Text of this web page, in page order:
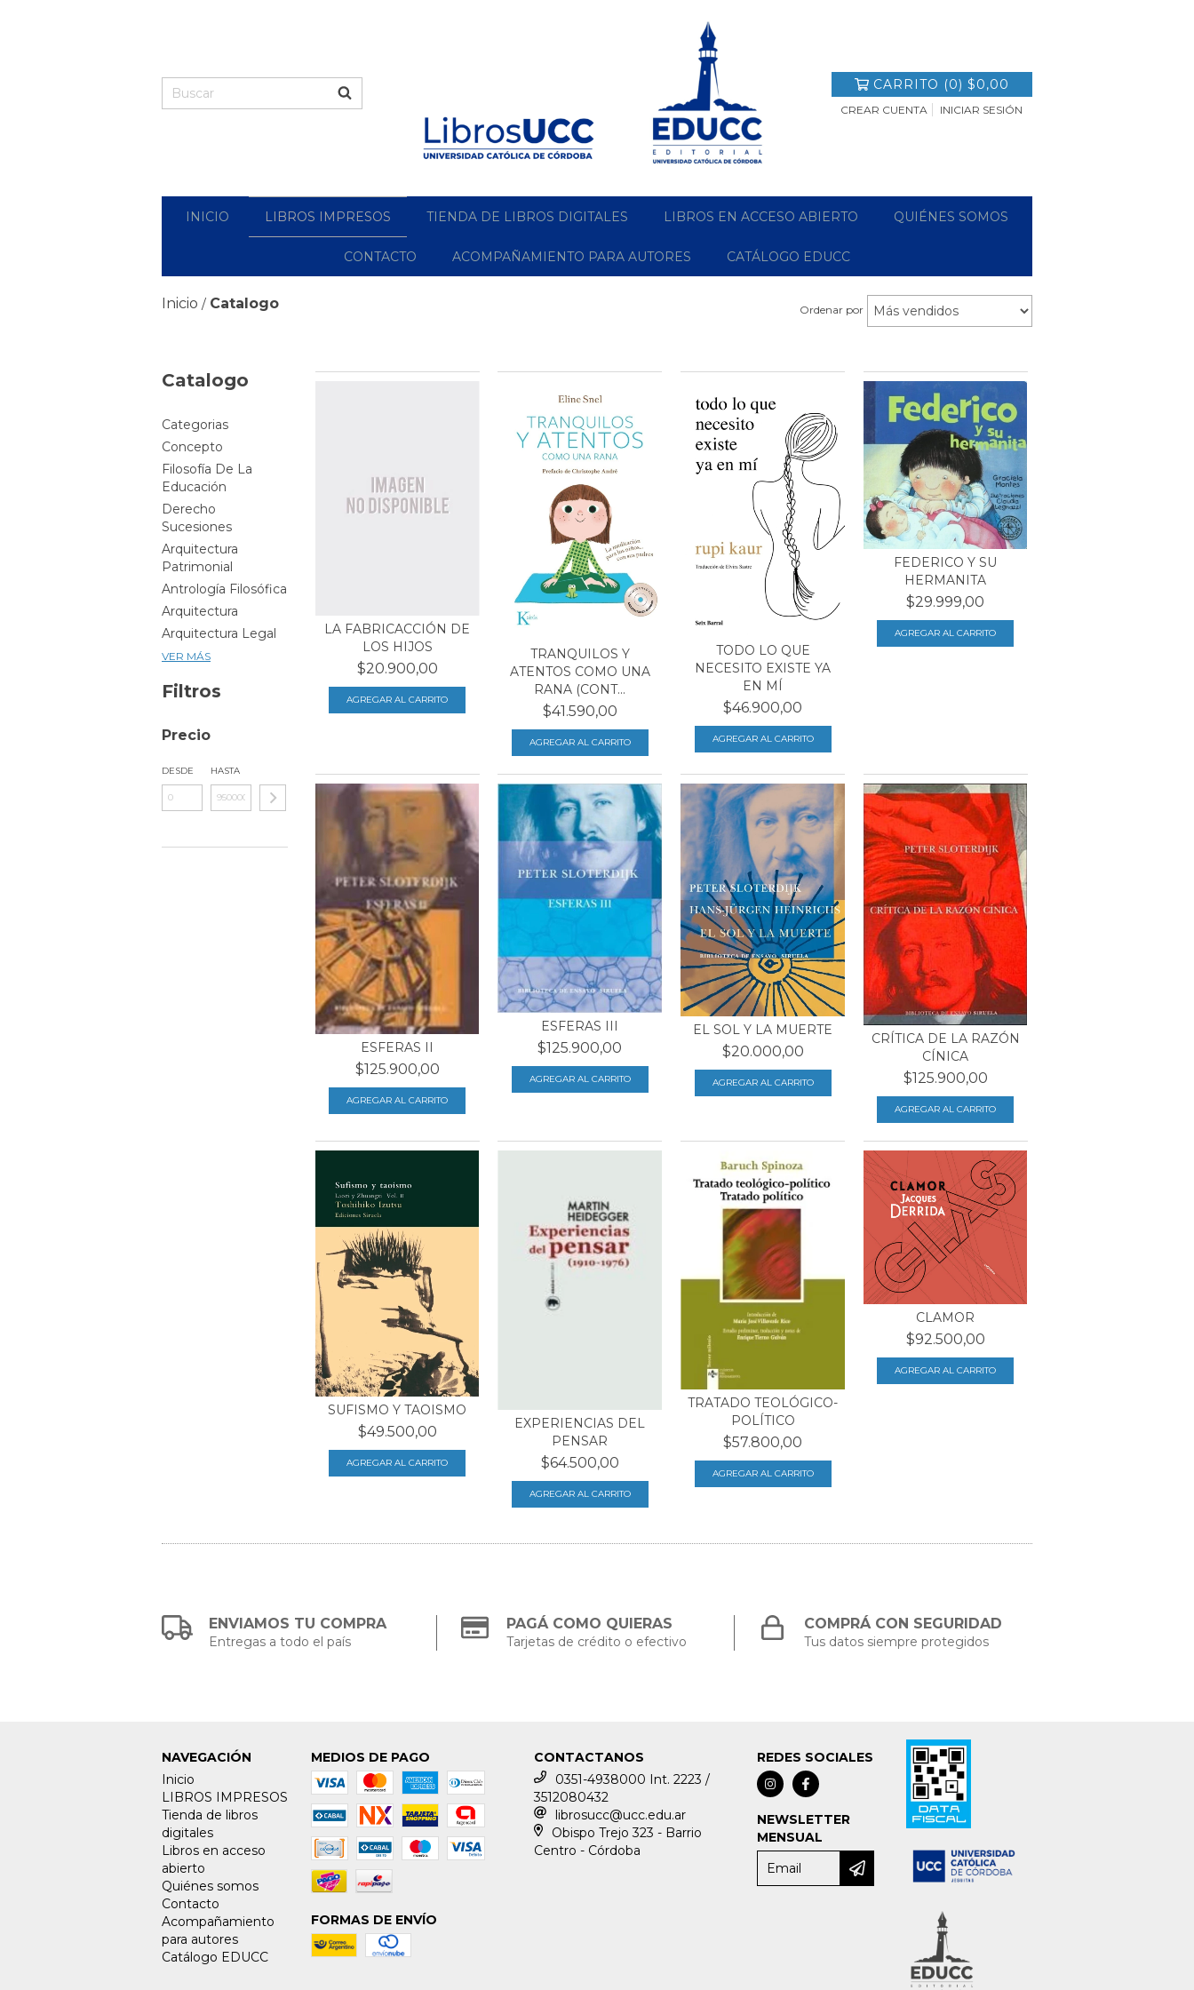
CARRITO (0) $0,00
CREAR CUENTA INICIAR SESIÓN
INICIO LIBROS IMPRESOS TIENDA DE LIBROS DIGITALES LIBROS EN ACCESO ABIERTO QUIÉNES SOMOS
CONTACTO ACOMPAÑAMIENTO PARA AUTORES CATÁLOGO EDUCC
Inicio / Catalogo Ordenar por
Catalogo
Categorias
Concepto
Filosofía De La
Educación
Derecho
Sucesiones
Arquitectura
Patrimonial
Antrología Filosófica
Arquitectura
Arquitectura Legal
VER MÁS
Filtros
Precio
DESDE HASTA
LA FABRICACCIÓN DE
LOS HIJOS
$20.900,00
TRANQUILOS Y
ATENTOS COMO UNA
RANA (CONT...
$41.590,00
TODO LO QUE
NECESITO EXISTE YA
EN MÍ
$46.900,00
FEDERICO Y SU
HERMANITA
$29.999,00
ESFERAS II
$125.900,00
ESFERAS III
$125.900,00
EL SOL Y LA MUERTE
$20.000,00
CRÍTICA DE LA RAZÓN
CÍNICA
$125.900,00
SUFISMO Y TAOISMO
$49.500,00
EXPERIENCIAS DEL
PENSAR
$64.500,00
TRATADO TEOLÓGICO-
POLÍTICO
$57.800,00
CLAMOR
$92.500,00
ENVIAMOS TU COMPRA
Entregas a todo el país
PAGÁ COMO QUIERAS
Tarjetas de crédito o efectivo
COMPRÁ CON SEGURIDAD
Tus datos siempre protegidos
NAVEGACIÓN
Inicio
LIBROS IMPRESOS
Tienda de libros
digitales
Libros en acceso
abierto
Quiénes somos
Contacto
Acompañamiento
para autores
Catálogo EDUCC
MEDIOS DE PAGO
FORMAS DE ENVÍO
CONTACTANOS
0351-4938000 Int. 2223 /
3512080432
librosucc@ucc.edu.ar
Obispo Trejo 323 - Barrio
Centro - Córdoba
REDES SOCIALES
NEWSLETTER
MENSUAL